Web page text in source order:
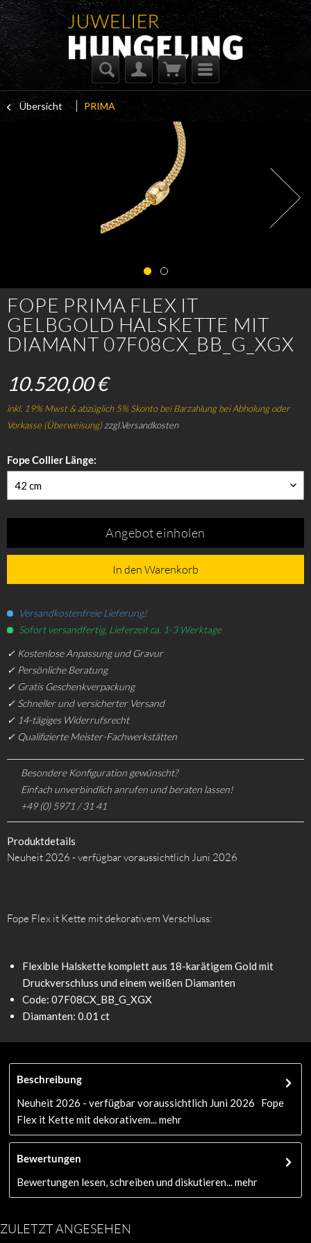
Übersicht PRIMA
FOPE PRIMA FLEX IT
GELBGOLD HALSKETTE MIT
DIAMANT 07F08CX_BB_G_XGX
10.520,00 €
inkl. 19% Mwst & abzüglich 5% Skonto bei Barzahlung bei Abholung oder
Vorkasse (Überweisung)zzgl.Versandkosten
Fope Collier Länge:
42 cm
Angebot einholen
In den Warenkorb
Versandkostenfreie Lieferung!
Sofort versandfertig, Lieferzeit ca. 1-3 Werktage
✓ Kostenlose Anpassung und Gravur
✓ Persönliche Beratung
✓ Gratis Geschenkverpackung
✓ Schneller und versicherter Versand
✓ 14-tägiges Widerrufsrecht
✓ Qualifizierte Meister-Fachwerkstätten
Besondere Konfiguration gewünscht?
Einfach unverbindlich anrufen und beraten lassen!
+49 (0) 5971 / 31 41
Produktdetails
Neuheit 2026 - verfügbar voraussichtlich Juni 2026
Fope Flex it Kette mit dekorativem Verschluss:
Flexible Halskette komplett aus 18-karätigem Gold mit
Druckverschluss und einem weißen Diamanten
Code: 07F08CX_BB_G_XGX
Diamanten: 0.01 ct
Beschreibung
Neuheit 2026 - verfügbar voraussichtlich Juni 2026 Fope
Flex it Kette mit dekorativem...
mehr
Bewertungen
Bewertungen lesen, schreiben und diskutieren...
mehr
ZULETZT ANGESEHEN